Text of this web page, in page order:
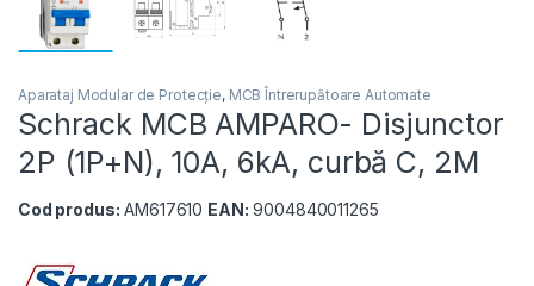
Aparataj Modular de Protecție, MCB Întrerupătoare Automate
Schrack MCB AMPARO- Disjunctor
2P (1P+N), 10A, 6kA, curbă C, 2M
Cod produs: AM617610 EAN: 9004840011265